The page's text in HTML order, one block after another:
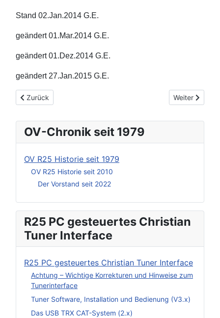
OV-Chronik seit 1979
OV R25 Historie seit 1979
OV R25 Historie seit 2010
Der Vorstand seit 2022
R25 PC gesteuertes Christian
Tuner Interface
R25 PC gesteuertes Christian Tuner Interface
Achtung – Wichtige Korrekturen und Hinweise zum
Tunerinterface
Tuner Software, Installation und Bedienung (V3.x)
Das USB TRX CAT-System (2.x)
Stand 02.Jan.2014 G.E.
geändert 01.Mar.2014 G.E.
geändert 01.Dez.2014 G.E.
geändert 27.Jan.2015 G.E.
Vorheriger Beitrag: Bilder und Schaltbilder (3.x)
Zurück Nächster
Weiter